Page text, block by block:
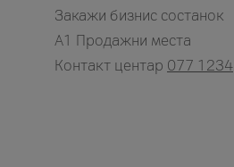
Закажи бизнис состанок
A1 Продажни места
Контакт центар 077 1234